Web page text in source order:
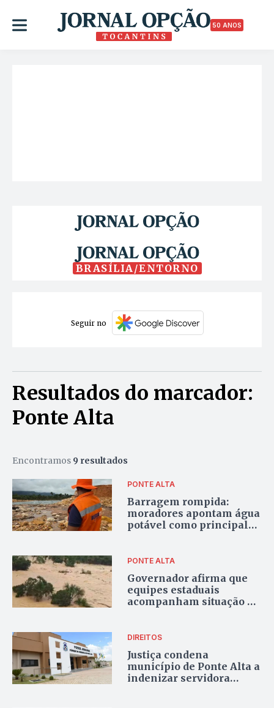
50 ANOS
BRASÍLIA/ENTORNO
Seguir no
Resultados do marcador:
Ponte Alta
Encontramos 9 resultados
PONTE ALTA
Barragem rompida:
moradores apontam água
potável como principal
Bonito
PONTE ALTA
Governador afirma que
equipes estaduais
acompanham situação do
DIREITOS
Justiça condena
município de Ponte Alta a
indenizar servidora